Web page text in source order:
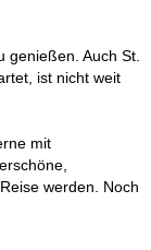
Auch St.
ist nicht weit
mit
werden. Noch